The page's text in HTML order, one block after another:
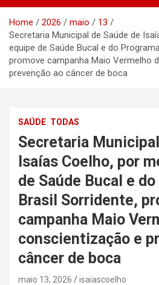
Home 2026 maio
13
Secretaria Municipal de Saúde de
equipe de Saúde Bucal e do
promove campanha Maio Vermelho
prevenção ao câncer de boca
SAÚDE TODAS
Secretaria
Isaías Coelho, por
de Saúde Bucal e
Brasil Sorridente,
campanha Maio
conscientização e
câncer de boca
maio 13, 2026 isaiascoelho